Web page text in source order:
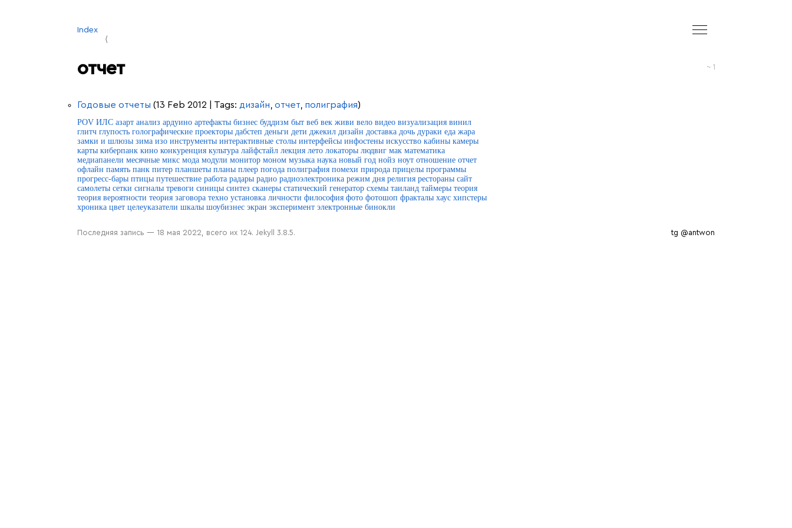
Index
отчет
Годовые отчеты (13 Feb 2012 | Tags: дизайн ,отчет полиграфия)
POV ИЛС азарт анализ ардуино артефакты бизнес буддизм быт веб век живи вело видео визуализация винил
глитч глупость голографические проекторы дабстеп деньги дети джекил дизайн доставка дочь дураки еда жара
замки и шлюзы зима изо инструменты интерактивные столы интерфейсы инфостены искусство кабины камеры
карты киберпанк кино конкуренция культура лайфстайл лекция лето локаторы людвиг мак математика
медиапанели месячные микс мода модули монитор моном музыка наука новый год нойз ноут отношение отчет
офлайн память панк питер планшеты планы плеер погода полиграфия помехи природа прицелы программы
прогресс-бары птицы путешествие работа радары радио радиоэлектроника режим дня религия рестораны сайт
самолеты сетки сигналы тревоги синицы синтез сканеры статический генератор схемы таиланд таймеры теория
теория вероятности теория заговора техно установка личности философия фото фотошоп фракталы хаус хипстеры
хроника цвет целеуказатели шкалы шоубизнес экран эксперимент электронные бинокли
Последняя запись — 18 мая 2022, всего их 124. Jekyll 3.8.5. tg @antwon